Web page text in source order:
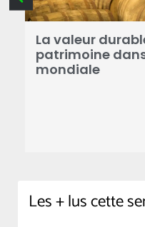
La valeur
patrimoine
mondiale
Les + lus cette